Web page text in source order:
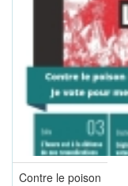
Contre le poison